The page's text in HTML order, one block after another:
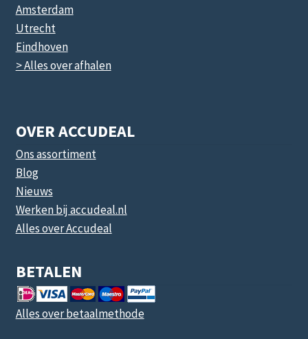
Amsterdam
Utrecht
Eindhoven
> Alles over afhalen
OVER ACCUDEAL
Ons assortiment
Blog
Nieuws
Werken bij accudeal.nl
Alles over Accudeal
BETALEN
Alles over betaalmethode